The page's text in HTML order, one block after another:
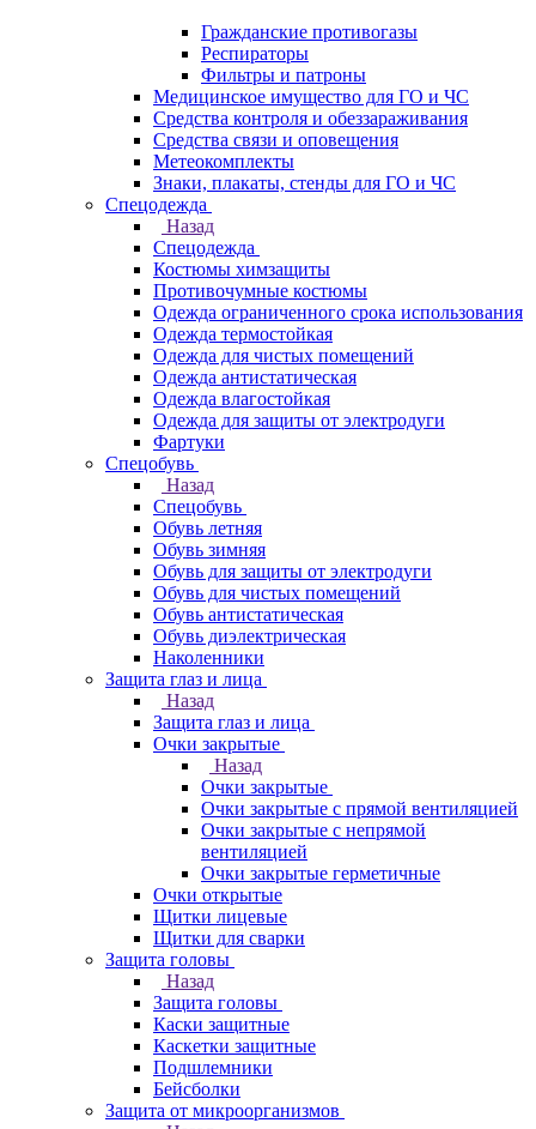
Гражданские противогазы
Респираторы
Фильтры и патроны
Медицинское имущество для ГО и ЧС
Средства контроля и обеззараживания
Средства связи и оповещения
Метеокомплекты
Знаки, плакаты, стенды для ГО и ЧС
Спецодежда
Назад
Спецодежда
Костюмы химзащиты
Противочумные костюмы
Одежда ограниченного срока использования
Одежда термостойкая
Одежда для чистых помещений
Одежда антистатическая
Одежда влагостойкая
Одежда для защиты от электродуги
Фартуки
Спецобувь
Назад
Спецобувь
Обувь летняя
Обувь зимняя
Обувь для защиты от электродуги
Обувь для чистых помещений
Обувь антистатическая
Обувь диэлектрическая
Наколенники
Защита глаз и лица
Назад
Защита глаз и лица
Очки закрытые
Назад
Очки закрытые
Очки закрытые с прямой вентиляцией
Очки закрытые с непрямой
вентиляцией
Очки закрытые герметичные
Очки открытые
Щитки лицевые
Щитки для сварки
Защита головы
Назад
Защита головы
Каски защитные
Каскетки защитные
Подшлемники
Бейсболки
Защита от микроорганизмов